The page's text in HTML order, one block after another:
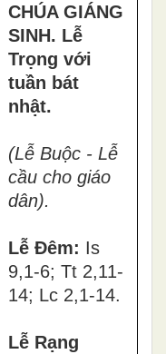
CHÚA GIÁNG
SINH. Lễ
Trọng với
tuần bát
nhật.
(Lễ Buộc - Lễ
cầu cho giáo
dân).
Lễ Đêm: Is
9,1-6; Tt 2,11-
14; Lc 2,1-14.
Lễ Rạng